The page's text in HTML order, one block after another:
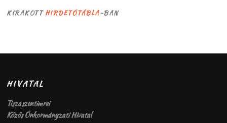
KIRAKOTT HIRDETŐTÁBLA-BAN
HIVATAL
Tiszaszentimrei
Közös Önkormányzati Hivatal